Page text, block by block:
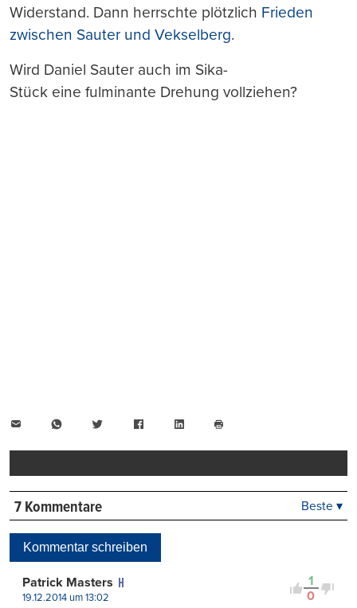
Widerstand. Dann herrschte plötzlich Frieden
zwischen Sauter und Vekselberg.
Wird Daniel Sauter auch im Sika-
Stück eine fulminante Drehung vollziehen?
WhatsAppTwitter FacebookLinkedIn
drucken
7 Kommentare Beste ▾
Kommentar schreiben
1
0
Patrick Masters
19.12.2014 um 13:02